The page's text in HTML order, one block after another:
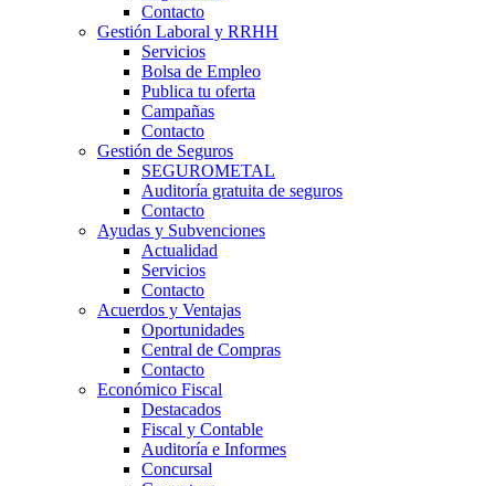
Contacto
Gestión Laboral y RRHH
Servicios
Bolsa de Empleo
Publica tu oferta
Campañas
Contacto
Gestión de Seguros
SEGUROMETAL
Auditoría gratuita de seguros
Contacto
Ayudas y Subvenciones
Actualidad
Servicios
Contacto
Acuerdos y Ventajas
Oportunidades
Central de Compras
Contacto
Económico Fiscal
Destacados
Fiscal y Contable
Auditoría e Informes
Concursal